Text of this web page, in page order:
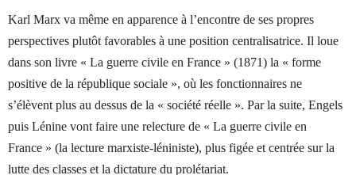
Karl Marx va même en apparence à l’encontre de ses propres
perspectives plutôt favorables à une position centralisatrice. Il loue
dans son livre « La guerre civile en France » (1871) la « forme
positive de la république sociale », où les fonctionnaires ne
s’élèvent plus au dessus de la « société réelle ». Par la suite, Engels
puis Lénine vont faire une relecture de « La guerre civile en
France » (la lecture marxiste-léniniste), plus figée et centrée sur la
lutte des classes et la dictature du prolétariat.